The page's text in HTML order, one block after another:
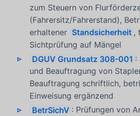
zum Steuern von
(Fahrersitz/Fahrerstand),
erhaltener Standsicherheit ,
Sichtprüfung auf Mängel
DGUV Grundsatz 308-001 :
und Beauftragung von
Beauftragung schriftlich,
Einweisung ergänzend
BetrSichV : Prüfungen von